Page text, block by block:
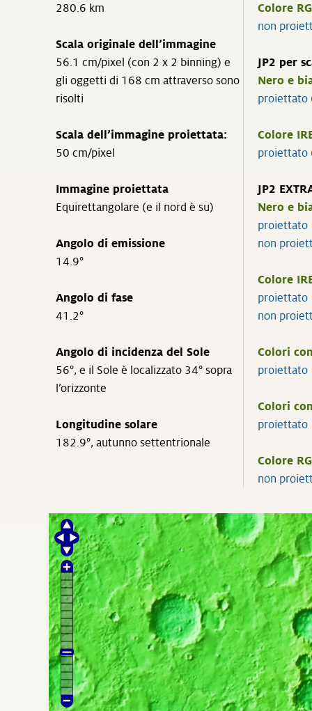
280.6 km
Scala originale dell’immagine
56.1 cm/pixel (con 2 x 2 binning) e
gli oggetti di 168 cm attraverso sono
risolti
Scala dell’immagine proiettata:
50 cm/pixel
Immagine proiettata
Equirettangolare (e il nord è su)
Angolo di emissione
14.9°
Angolo di fase
41.2°
Angolo di incidenza del Sole
56°, e il Sole è localizzato 34° sopra
l’orizzonte
Longitudine solare
182.9°, autunno settentrionale
Colore
non
JP2 per
Nero e
proiettato
Colore
proiettato
JP2
Nero e
proiettato
non
Colore
proiettato
non
Colori
proiettato
Colori
proiettato
Colore
non